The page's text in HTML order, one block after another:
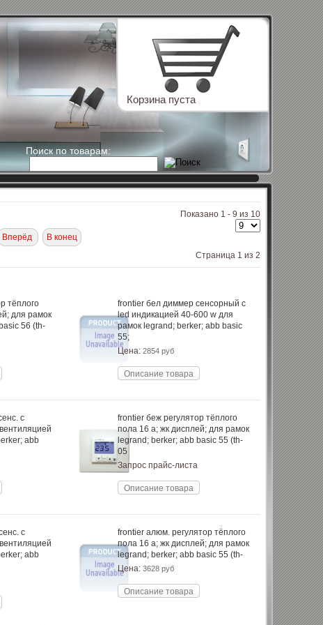
Корзина пуста
Поиск по товарам:
Показано 1 - 9 из 10
Вперёд
В конец
Страница 1 из 2
тёплого
для рамок
56 (th-
frontier бел диммер сенсорный с
led индикацией 40-600 w для
рамок legrand; berker; abb basic
55;
Цена:2854 руб
Описание товара
с
abb
frontier беж регулятор тёплого
пола 16 a; жк дисплей; для рамок
legrand; berker; abb basic 55 (th-
05
Запрос прайс-листа
Описание товара
с
abb
frontier алюм. регулятор тёплого
пола 16 a; жк дисплей; для рамок
legrand; berker; abb basic 55 (th-
Цена:3628 руб
Описание товара